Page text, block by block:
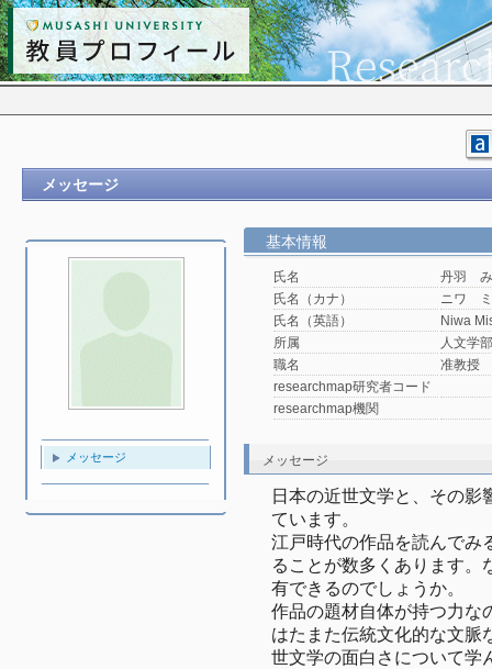
メッセージ
メッセージ
基本情報
氏名
丹羽
氏名（カナ）
ニワ
氏名（英語）
Niwa
所属
人文学
職名
准教授
researchmap研究者コード
researchmap機関
メッセージ
日本の近世文学と、その影
ています。
江戸時代の作品を読んでみ
ることが数多くあります。
有できるのでしょうか。
作品の題材自体が持つ力な
はたまた伝統文化的な文脈
世文学の面白さについて学